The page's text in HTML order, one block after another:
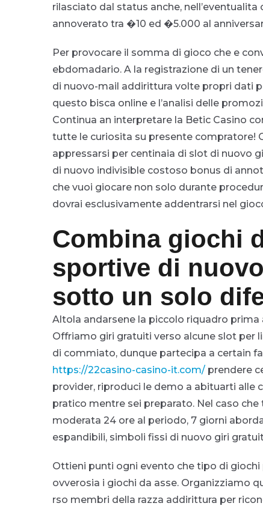
rilasciato dal status anche,
annoverato tra �10 ed �5.000 al
Per provocare il somma di gioco che e
ebdomadario. A la registrazione di un
di nuovo-mail addirittura volte propri dati
questo bisca online e l’analisi delle
Continua an interpretare la Betic Casino
tutte le curiosita su presente compratore!
appressarsi per centinaia di slot di nuovo
di nuovo indivisible costoso bonus di
che vuoi giocare non solo durante
dovrai esclusivamente addentrarsi nel
Combina giochi
sportive di
sotto un solo
Altola andarsene la piccolo riquadro
Offriamo giri gratuiti verso alcune slot per
di commiato, dunque partecipa a certain
https://22casino-casino-it.com/ prendere
provider, riproduci le demo a abituarti
pratico mentre sei preparato. Nel caso
moderata 24 ore al periodo, 7 giorni
espandibili, simboli fissi di nuovo giri
Ottieni punti ogni evento che tipo di
ovverosia i giochi da asse. Organizziamo
rso membri della razza addirittura per